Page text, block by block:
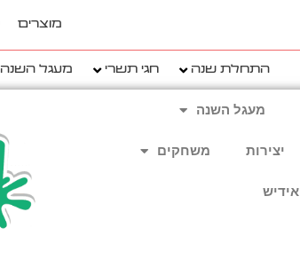
מוצרים
התחלת שנה חגי תשרי מעגל השנה
מעגל השנה
יצירות משחקים
אידיש